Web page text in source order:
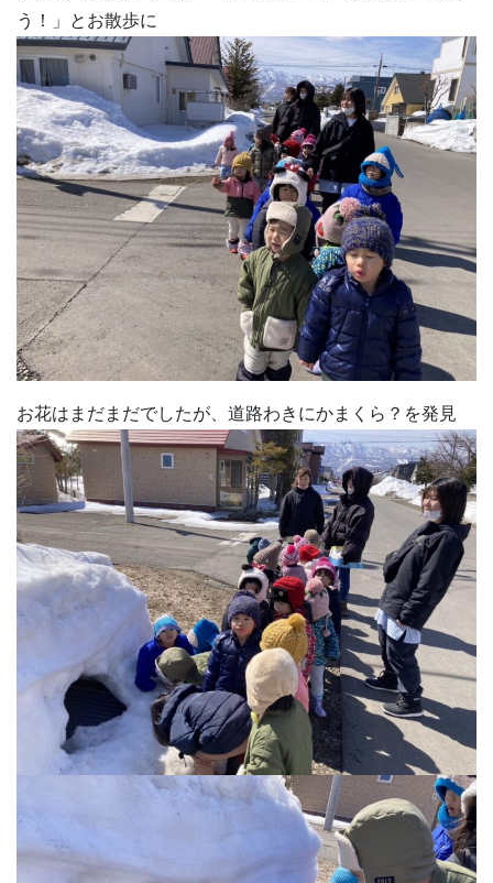
う！」とお散歩に
お花はまだまだでしたが、道路わきにかまくら？を発見